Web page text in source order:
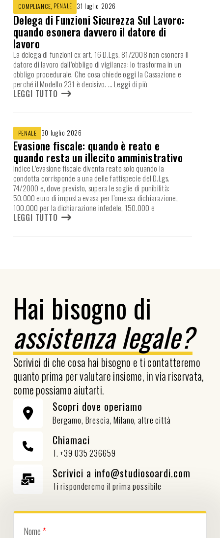
COMPLIANCE, PENALE 31 luglio 2026
Delega di Funzioni Sicurezza Sul Lavoro:
quando esonera davvero il datore di
lavoro
La delega di funzioni ex art. 16 D.Lgs. 81/2008 non esonera il
datore di lavoro dall’obbligo di vigilanza: lo trasforma in un
obbligo procedurale. Che cosa chiede oggi la Cassazione e
perché il Modello 231 è decisivo. … Leggi di più
LEGGI TUTTO
PENALE 30 luglio 2026
Evasione fiscale: quando è reato e
quando resta un illecito amministrativo
Indice L’evasione fiscale diventa reato solo quando la
condotta corrisponde a una delle fattispecie del D.Lgs.
74/2000 e, dove previsto, supera le soglie di punibilità:
50.000 euro di imposta evasa per l’omessa dichiarazione,
100.000 per la dichiarazione infedele, 150.000 e
LEGGI TUTTO
Hai bisogno di
assistenza legale?
Scrivici di che cosa hai bisogno e ti contatteremo
quanto prima per valutare insieme, in via riservata,
come possiamo aiutarti.
Scopri dove operiamo
Bergamo, Brescia, Milano, altre città
Chiamaci
T. +39 035 236659
Scrivici a info@studiosoardi.com
Ti risponderemo il prima possibile
Nome*